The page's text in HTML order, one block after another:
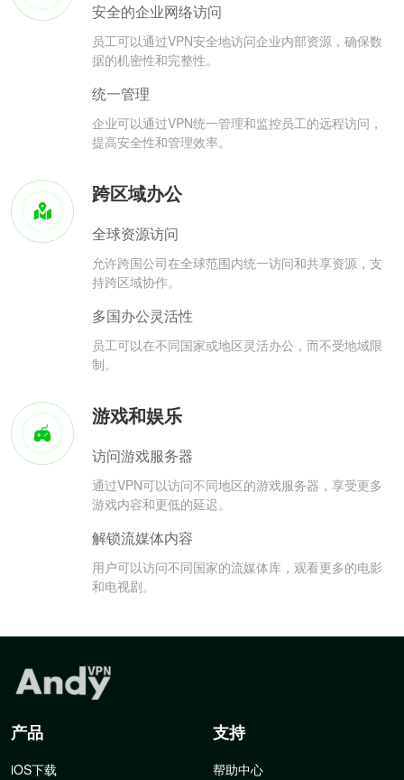
安全的企业网络访问
员工可以通过VPN安全地访问企业内部资源，确保数
据的机密性和完整性。
统一管理
企业可以通过VPN统一管理和监控员工的远程访问，
提高安全性和管理效率。
跨区域办公
全球资源访问
允许跨国公司在全球范围内统一访问和共享资源，支
持跨区域协作。
多国办公灵活性
员工可以在不同国家或地区灵活办公，而不受地域限
制。
游戏和娱乐
访问游戏服务器
通过VPN可以访问不同地区的游戏服务器，享受更多
游戏内容和更低的延迟。
解锁流媒体内容
用户可以访问不同国家的流媒体库，观看更多的电影
和电视剧。
产品
iOS下载
支持
帮助中心